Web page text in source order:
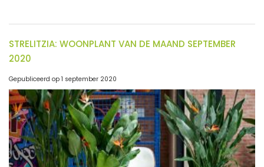
STRELITZIA: WOONPLANT VAN DE MAAND SEPTEMBER
2020
Gepubliceerd op 1 september 2020